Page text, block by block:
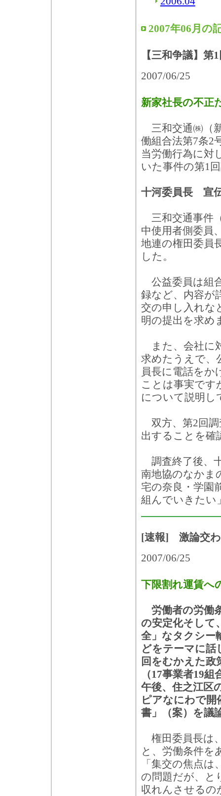
2007年06月の
【三和争議】第
2007/06/25
新家社長の不正
三和交通㈱（
働組合法第7条2
当労働行為に対
いた事件の第1
十河委員長 宣
三和交通事件
中使用者側委員
地連の権田委員
した。
公益委員は組
録など、内容が
交の申し入れな
明の提出を求め
また、会社に
求めたうえで、
員長に電話をか
ことは事実です
について説明し
双方、第2回調
出することを確
調査終了後、
南地協のなかま
宅の奈良・学園
組んでいきたい
[速報] 激論交わ
2007/06/25
下限割れ運賃へ
労働者の労働
の安定化そして
全」なタクシー
どをテーマに話
回をむかえた政
（17事業者19
午後、住之江区
ピアなにわで開
書」（案）を議
権田委員長は
と、労働条件を
「集交の焦点
の問題だが、と
収れんさせるの